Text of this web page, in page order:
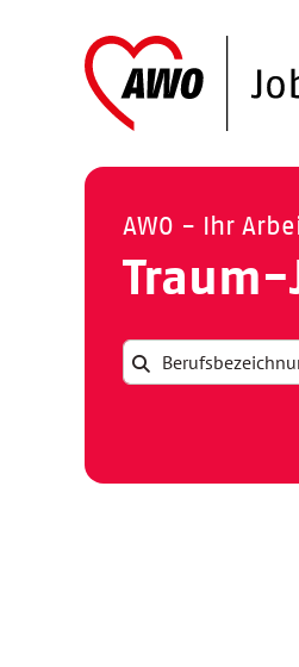
AWO - Ihr